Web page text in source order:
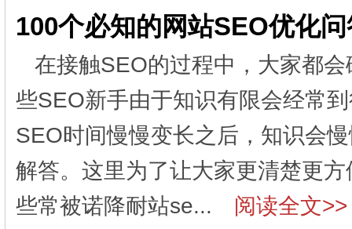
100个必知的网站SEO优化
在接触SEO的过程中，大家都
些SEO新手由于知识有限会经常
SEO时间慢慢变长之后，知识会
解答。这里为了让大家更清楚更
些常被诺降耐站se...
阅读全文>>